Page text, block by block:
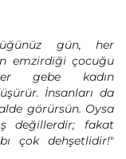
gün, her
emzirdiği çocuğu
gebe kadın
İnsanları da
görürsün. Oysa
değillerdir; fakat
çok dehşetlidir!"